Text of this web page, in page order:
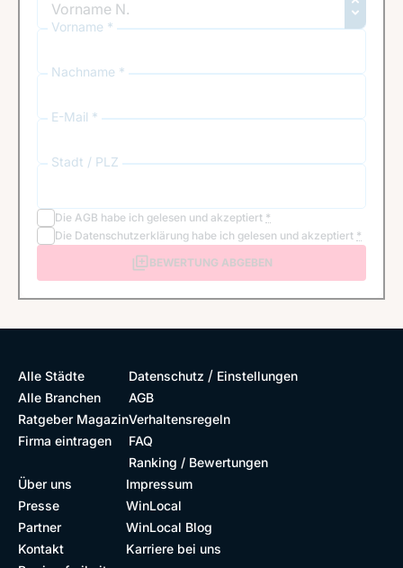
Vorname *
Nachname *
E-Mail *
Stadt / PLZ
Die AGB habe ich gelesen und akzeptiert *
Die Datenschutzerklärung habe ich gelesen und akzeptiert *
BEWERTUNG ABGEBEN
Alle Städte
Alle Branchen
Ratgeber Magazin
Firma eintragen
Datenschutz / Einstellungen
AGB
Verhaltensregeln
FAQ
Ranking / Bewertungen
Über uns
Presse
Partner
Kontakt
Impressum
WinLocal
WinLocal Blog
Karriere bei uns